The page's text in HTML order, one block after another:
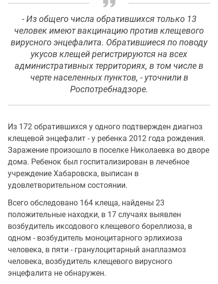
- Из общего числа обратившихся только 13
человек имеют вакцинацию против клещевого
вирусного энцефалита. Обратившиеся по поводу
укусов клещей регистрируются на всех
административных территориях, в том числе в
черте населенных пунктов, - уточнили в
Роспотребнадзоре.
Из 172 обратившихся у одного подтвержден диагноз
клещевой энцефалит - у ребенка 2012 года рождения.
Заражение произошло в поселке Николаевка во дворе
дома. Ребенок был госпитализирован в лечебное
учреждение Хабаровска, выписан в
удовлетворительном состоянии.
Всего обследовано 164 клеща, найдены 23
положительные находки, в 17 случаях выявлен
возбудитель иксодового клещевого бореллиоза, в
одном - возбудитель моноцитарного эрлихиоза
человека, в пяти - гранулоцитарный анаплазмоз
человека, возбудитель клещевого вирусного
энцефалита не обнаружен.